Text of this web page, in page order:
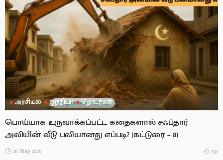
அரசியல் இந்தியா தொடர்கள்
பொய்யாக உருவாக்கப்பட்ட கதைகளால் சஃப்தார்
அலியின் வீடு பலியானது எப்படி? (கட்டுரை – 8)
20 May 2025 591